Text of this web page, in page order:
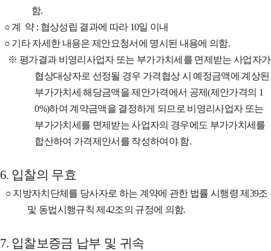
함.
○ 계 약 : 협상성립 결과에 따라 10일 이내
○ 기타 자세한 내용은 제안요청서에 명시된 내용에 의함.
※평가결과 비영리사업자 또는 부가가치세를 면제받는 사업자가
협상대상자로 선정될 경우 가격협상 시 예정금액에 계상된
부가가치세 해당금액을 제안가격에서 공제(제안가격의 1
0%)하여 계약금액을 결정하게 되므로 비영리사업자 또는
부가가치세를 면제받는 사업자의 경우에도 부가가치세를
합산하여 가격제안서를 작성하여야 함.
6. 입찰의 무효
○ 지방자치단체를 당사자로 하는 계약에 관한 법률 시행령 제 39조
및 동법시행규칙 제 42조의 규정에 의함.
7. 입찰보증금 납부 및 귀속